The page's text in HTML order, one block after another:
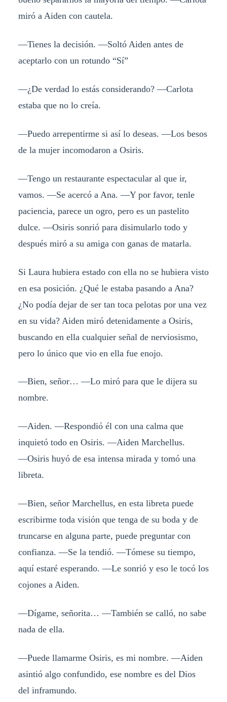
miró a Aiden con cautela.
―Tienes la decisión. ―Soltó Aiden antes de
aceptarlo con un rotundo “Sí”
―¿De verdad lo estás considerando? ―Carlota
estaba que no lo creía.
―Puedo arrepentirme si así lo deseas. ―Los besos
de la mujer incomodaron a Osiris.
―Tengo un restaurante espectacular al que ir,
vamos. ―Se acercó a Ana. ―Y por favor, tenle
paciencia, parece un ogro, pero es un pastelito
dulce. ―Osiris sonrió para disimularlo todo y
después miró a su amiga con ganas de matarla.
Si Laura hubiera estado con ella no se hubiera visto
en esa posición. ¿Qué le estaba pasando a Ana?
¿No podía dejar de ser tan toca pelotas por una vez
en su vida? Aiden miró detenidamente a Osiris,
buscando en ella cualquier señal de nerviosismo,
pero lo único que vio en ella fue enojo.
―Bien, señor… ―Lo miró para que le dijera su
nombre.
―Aiden. ―Respondió él con una calma que
inquietó todo en Osiris. ―Aiden Marchellus.
―Osiris huyó de esa intensa mirada y tomó una
libreta.
―Bien, señor Marchellus, en esta libreta puede
escribirme toda visión que tenga de su boda y de
truncarse en alguna parte, puede preguntar con
confianza. ―Se la tendió. ―Tómese su tiempo,
aquí estaré esperando. ―Le sonrió y eso le tocó los
cojones a Aiden.
―Dígame, señorita… ―También se calló, no sabe
nada de ella.
―Puede llamarme Osiris, es mi nombre. ―Aiden
asintió algo confundido, ese nombre es del Dios
del inframundo.